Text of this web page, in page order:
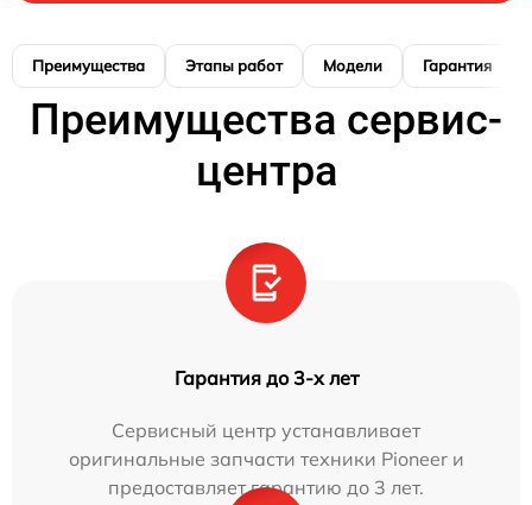
Преимущества Этапы работ Модели Гарантия
Преимущества сервис-
центра
Гарантия до 3-х лет
Сервисный центр устанавливает
оригинальные запчасти техники Pioneer и
предоставляет гарантию до 3 лет.